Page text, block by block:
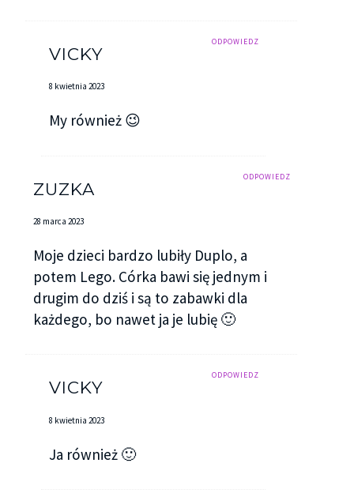
ODPOWIEDZ
VICKY
8 kwietnia 2023
My również 😉
ODPOWIEDZ
ZUZKA
28 marca 2023
Moje dzieci bardzo lubiły Duplo, a
potem Lego. Córka bawi się jednym i
drugim do dziś i są to zabawki dla
każdego, bo nawet ja je lubię 🙂
ODPOWIEDZ
VICKY
8 kwietnia 2023
Ja również 🙂